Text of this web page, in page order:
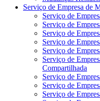
Serviço de Empresa de
Serviço de
Serviço de
Serviço de
Serviço de
Serviço de
Serviço de
Compartilhada
Serviço de
Serviço de
Serviço de